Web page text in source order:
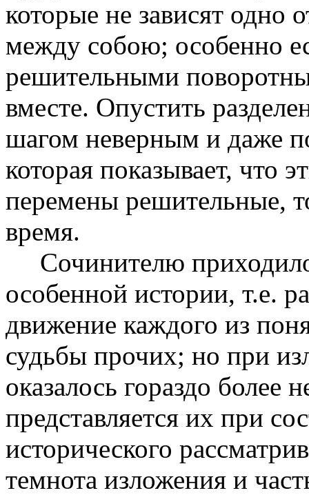
которые не зависят одно
между собою; особенно
решительными
вместе. Опустить
шагом неверным и даже
которая показывает, что
перемены решительные,
время.
Сочинителю
особенной истории, т.е.
движение каждого из
судьбы прочих; но при
оказалось гораздо более
представляется их при
исторического
темнота изложения и